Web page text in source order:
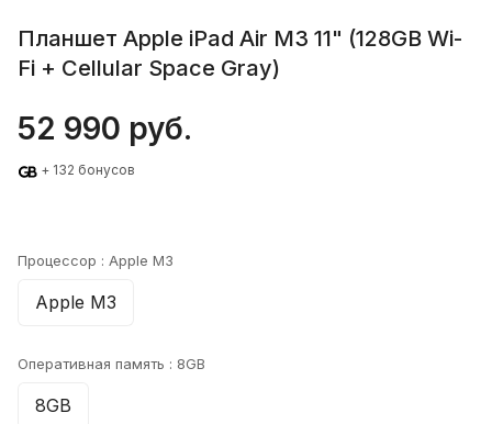
Планшет Apple iPad Air M3 11" (128GB Wi-
Fi + Cellular Space Gray)
52 990 руб.
+ 132 бонусов
Процессор : Apple M3
Apple M3
Оперативная память : 8GB
8GB